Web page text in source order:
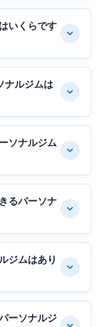
いくらです
ナルジムは
ソナルジム
るパーソナ
ジムはあり
ーソナルジ